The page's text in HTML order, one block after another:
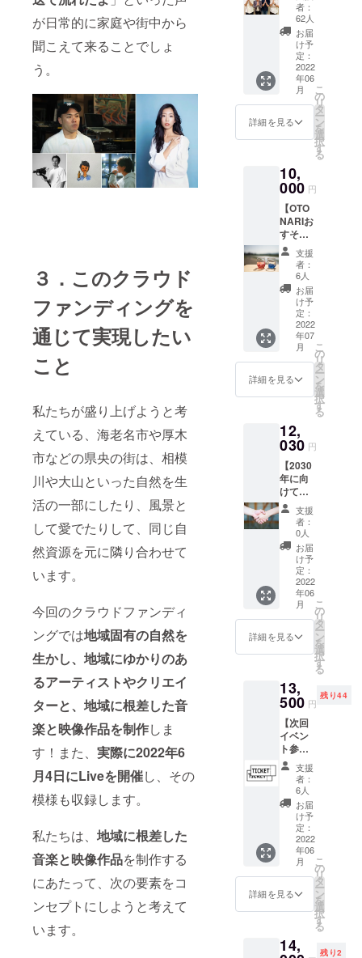
が日常的に家庭や街中から
聞こえて来ることでしょ
う。
３．このクラウド
ファンディングを
通じて実現したい
こと
私たちが盛り上げようと考
えている、海老名市や厚木
市などの県央の街は、相模
川や大山といった自然を生
活の一部にしたり、風景と
して愛でたりして、同じ自
然資源を元に隣り合わせて
います。
今回のクラウドファンディ
ングでは地域固有の自然を
生かし、地域にゆかりのあ
るアーティストやクリエイ
ターと、地域に根差した音
楽と映像作品を制作しま
す！また、 実際に2022年6
月4日にLiveを開催し、その
模様も収録します。
私たちは、 地域に根差した
音楽と映像作品を制作する
にあたって、次の要素をコ
ンセプトにしようと考えて
います。
外部流
出厳禁
※映像作
品の著
作権は
OTONA
project(
Naruse
)、楽曲
ミヒラ
アユコ
に帰属
します
OTONA
RIブレ
ンド ・
原材料
名：
コー
ヒー豆
・内容
量：
200g ・
を避
け、高
を避け
て保管
して下
さい ・
賞味期
限：焙
煎日か
ら90日
後 ・主
原料の
原産
地：グ
ラ他 ・
その
お送り
します
（デー
タ） ・
オフ
ショッ
ト写真
・2030
年まで
のロー
ドマッ
プ（デ
オリジ
ナルス
テッ
カー（2
枚） ・
次回イ
ベント
参加チ
ケット
（1名
分） ※
開催場
所は神
奈川県
海老名
市、厚
木市、
の会場
となり
開催時
間はあ
らため
てご連
絡いた
します
NARIに
関わっ
てよ
かっ
た」と
思って
いただ
けるよ
う、心
を込め
てビ
の実現
に向け
てがん
ばりま
す。 ・
お礼
メール
・オフ
ショッ
ト写真
（デー
タ） ・
作品の
エンド
ロール
にお名
前を記
時、必
ず備考
欄に掲
載を希
望され
るお名
前をご
記入く
ださい
・2030
年まで
に開催
を予定
する
フェス
のご招
待券（1
所は神
奈川県
ります
※こちら
のプラ
ンはリ
ターン
のコス
トがあ
まりか
からな
いた
め、い
ただい
金の多
くをプ
充当さ
者：
62人
お届
け予
定：
2022
年06
月
詳細を見る
こ
の
リ
タ
ー
ン
を
選
択
す
る
10,
000 円
【OTO
NARIお
すそ分
け付
き】 ボ
イス
メッ
セージ
ZINE（
冊子）
をお送
りいた
しま
す。 感
謝を込
メッ
セージ
と
OTONA
RI
Project
の裏側
を伝え
る冊子
を作成
しま
す。 プ
ロジェ
クトの
ストー
リーを
感じな
OTONA
の産品
を愛で
ること
ができ
ます。
・お礼
メール
・オフ
ショッ
ト写真
（デー
タ） ・
2030年
までの
ロード
マップ
（デザ
ボイス
支援
者：
6人
お届
け予
定：
2022
年07
月
詳細を見る
こ
の
リ
タ
ー
ン
を
選
択
す
る
12,
030 円
【2030
年に向
けて
OTONA
RIの輪
を一緒
につく
りま
しょ
う！】
・お礼
メール
・オフ
ショッ
ト写真
（デー
【OTO
NARIと
一緒
に】作
品の
WEB試
写会の
参加権
利
※2022
年7月16
（土）
午後 ※
場所は
WEB上
にて行
（Zoom
ティン
支援
者：
0人
お届
け予
定：
2022
年06
月
詳細を見る
こ
の
リ
タ
ー
ン
を
選
択
す
る
13,
500 円
残り44
【次回
イベン
ト参加
チケッ
ト（2名
分）】
2022年
10月中
旬に神
奈川某
所で開
催予定
のシー
クレッ
トイベ
ントへ2
招待し
支援
者：
6人
お届
け予
定：
2022
年06
月
詳細を見る
こ
の
リ
タ
ー
ン
を
選
択
す
る
14, 残り2